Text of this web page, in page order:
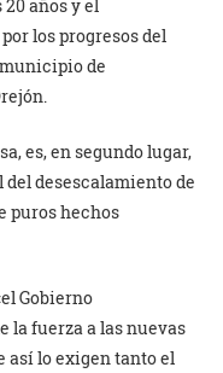
años y el
los progresos del
de
es, en segundo lugar,
desescalamiento de
puros hechos
Gobierno
la fuerza a las nuevas
así lo exigen tanto el